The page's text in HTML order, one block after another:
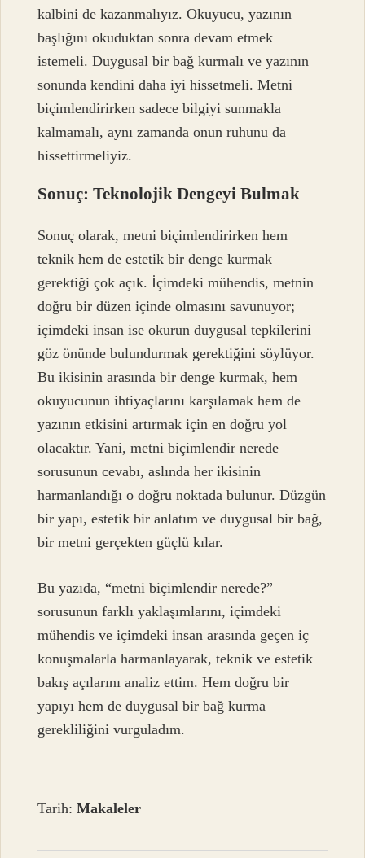
kalbini de kazanmalıyız. Okuyucu, yazının
başlığını okuduktan sonra devam etmek
istemeli. Duygusal bir bağ kurmalı ve yazının
sonunda kendini daha iyi hissetmeli. Metni
biçimlendirirken sadece bilgiyi sunmakla
kalmamalı, aynı zamanda onun ruhunu da
hissettirmeliyiz.
Sonuç: Teknolojik Dengeyi Bulmak
Sonuç olarak, metni biçimlendirirken hem
teknik hem de estetik bir denge kurmak
gerektiği çok açık. İçimdeki mühendis, metnin
doğru bir düzen içinde olmasını savunuyor;
içimdeki insan ise okurun duygusal tepkilerini
göz önünde bulundurmak gerektiğini söylüyor.
Bu ikisinin arasında bir denge kurmak, hem
okuyucunun ihtiyaçlarını karşılamak hem de
yazının etkisini artırmak için en doğru yol
olacaktır. Yani, metni biçimlendir nerede
sorusunun cevabı, aslında her ikisinin
harmanlandığı o doğru noktada bulunur. Düzgün
bir yapı, estetik bir anlatım ve duygusal bir bağ,
bir metni gerçekten güçlü kılar.
Bu yazıda, “metni biçimlendir nerede?”
sorusunun farklı yaklaşımlarını, içimdeki
mühendis ve içimdeki insan arasında geçen iç
konuşmalarla harmanlayarak, teknik ve estetik
bakış açılarını analiz ettim. Hem doğru bir
yapıyı hem de duygusal bir bağ kurma
gerekliliğini vurguladım.
Tarih:Makaleler